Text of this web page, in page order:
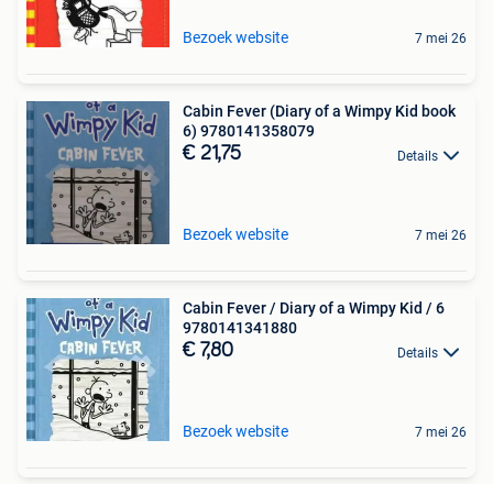
Bezoek website 7 mei 26
Cabin Fever (Diary of a Wimpy Kid book
6) 9780141358079
€ 21,75 Details
Bezoek website 7 mei 26
Cabin Fever / Diary of a Wimpy Kid / 6
9780141341880
€ 7,80 Details
Bezoek website 7 mei 26